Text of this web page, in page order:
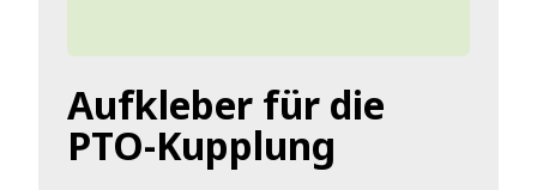
Aufkleber für die
PTO-Kupplung